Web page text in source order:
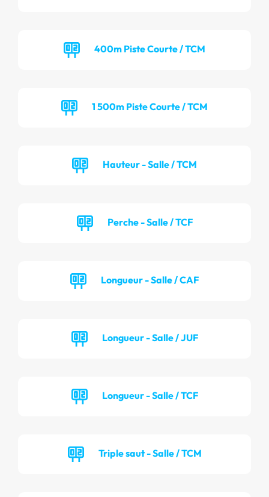
400m Piste Courte / TCM
1 500m Piste Courte / TCM
Hauteur - Salle / TCM
Perche - Salle / TCF
Longueur - Salle / CAF
Longueur - Salle / JUF
Longueur - Salle / TCF
Triple saut - Salle / TCM